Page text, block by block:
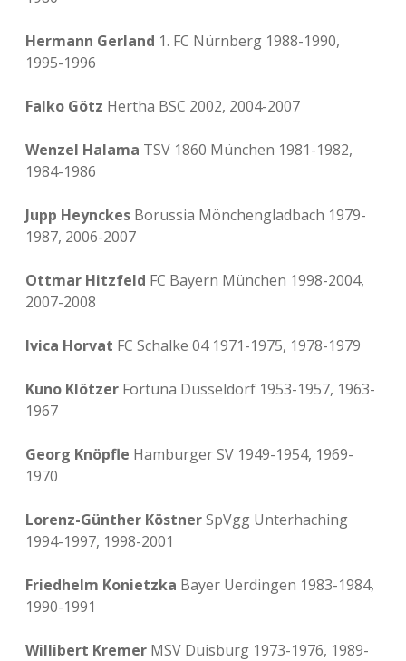
Hermann Gerland 1. FC Nürnberg 1988-1990,
1995-1996
Falko Götz Hertha BSC 2002, 2004-2007
Wenzel Halama TSV 1860 München 1981-1982,
1984-1986
Jupp Heynckes Borussia Mönchengladbach 1979-
1987, 2006-2007
Ottmar Hitzfeld FC Bayern München 1998-2004,
2007-2008
Ivica Horvat FC Schalke 04 1971-1975, 1978-1979
Kuno Klötzer Fortuna Düsseldorf 1953-1957, 1963-
1967
Georg Knöpfle Hamburger SV 1949-1954, 1969-
1970
Lorenz-Günther KöstnerSpVgg Unterhaching
1994-1997, 1998-2001
Friedhelm Konietzka Bayer Uerdingen 1983-1984,
1990-1991
Willibert Kremer MSV Duisburg 1973-1976, 1989-